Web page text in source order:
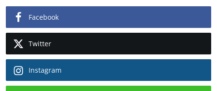
Facebook
Twitter
Instagram